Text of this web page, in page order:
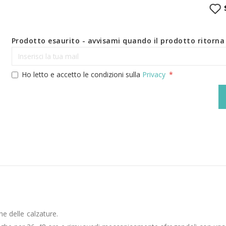
Prodotto esaurito - avvisami quando il prodotto ritorna
Ho letto e accetto le condizioni sulla Privacy
delle calzature.